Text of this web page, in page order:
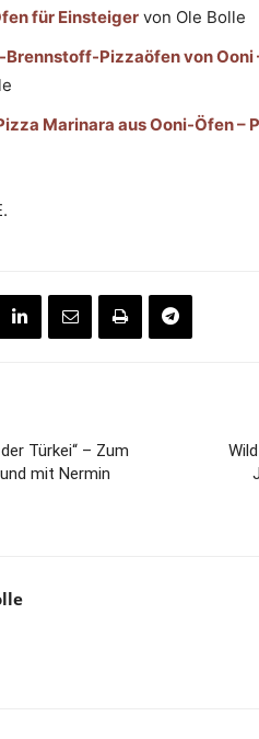
für Einsteiger von Ole Bolle
Pizzaöfen von
Marinara aus Ooni-Öfen –
Türkei“ – Zum
mit Nermin